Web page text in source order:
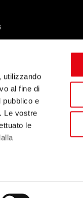
utilizzando
al fine di
pubblico e
Le vostre
le